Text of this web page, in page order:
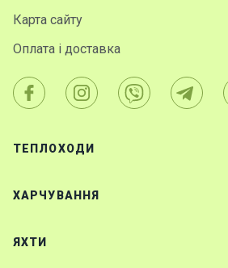
Карта сайту
Оплата і доставка
ТЕПЛОХОДИ
ХАРЧУВАННЯ
ЯХТИ